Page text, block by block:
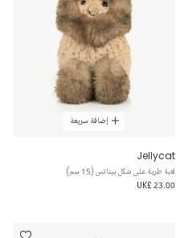
إضافة سريعة
Jellycat
لعبة طرية على شكل بيناتس (15 سم)
UK£ 23.00